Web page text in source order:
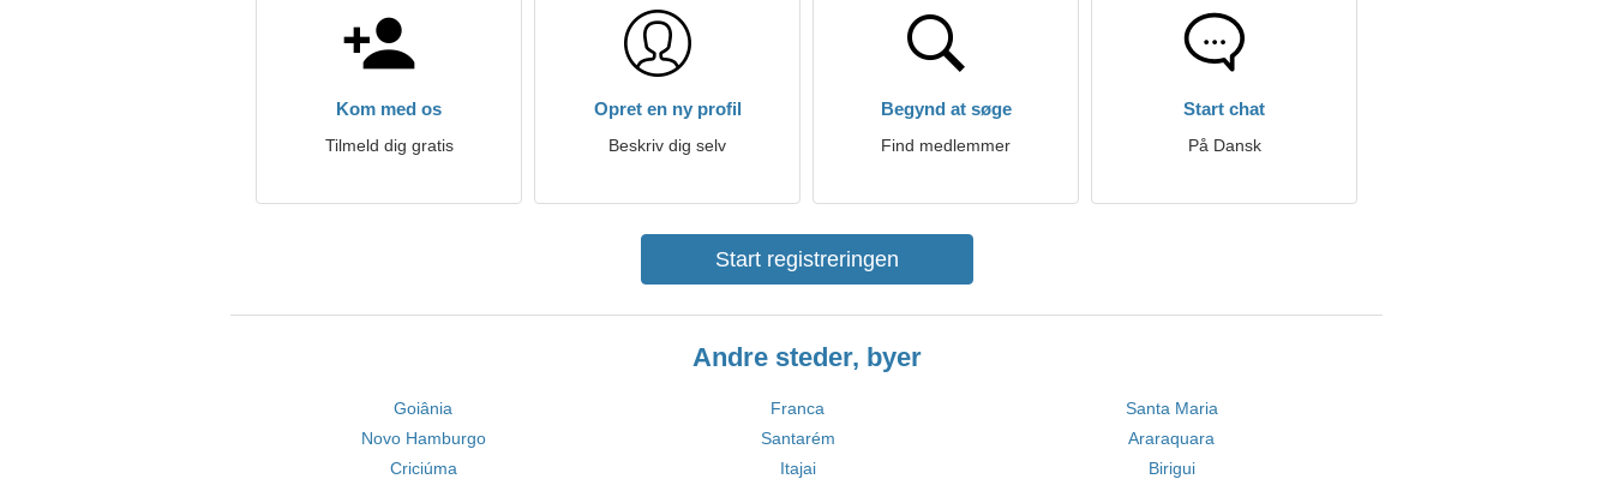
Kom med os
Tilmeld dig gratis
Opret en ny profil
Beskriv dig selv
Begynd at søge
Find medlemmer
Start chat
På Dansk
Start registreringen
Andre steder, byer
Goiânia Franca
Santa Maria
Novo Hamburgo
Santarém
Araraquara
Criciúma
Itajai Birigui